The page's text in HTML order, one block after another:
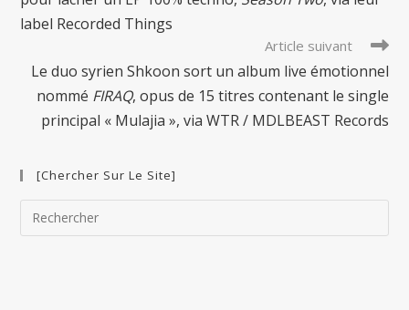
label Recorded Things
Article suivant
Le duo syrien Shkoon sort un album live émotionnel
nommé FIRAQ, opus de 15 titres contenant le single
principal « Mulajia », via WTR / MDLBEAST Records
[Chercher Sur Le Site]